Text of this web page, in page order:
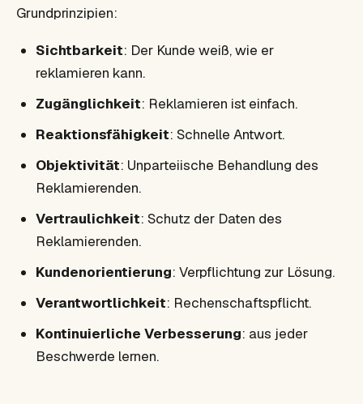
Grundprinzipien:
Sichtbarkeit: Der Kunde weiß, wie er
reklamieren kann.
Zugänglichkeit: Reklamieren ist einfach.
Reaktionsfähigkeit: Schnelle Antwort.
Objektivität: Unparteiische Behandlung des
Reklamierenden.
Vertraulichkeit: Schutz der Daten des
Reklamierenden.
Kundenorientierung: Verpflichtung zur Lösung.
Verantwortlichkeit: Rechenschaftspflicht.
Kontinuierliche Verbesserung: aus jeder
Beschwerde lernen.